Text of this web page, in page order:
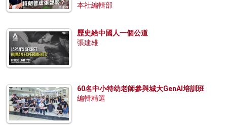
本社編輯部
歷史給中國人一個公道
張建雄
60名中小特幼老師參與城大GenAI培訓班
編輯精選